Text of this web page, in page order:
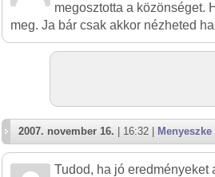
megosztotta a közönséget.
meg. Ja bár csak akkor nézheted
2007. november 16. | 16:32 | Menyeszke
Tudod, ha jó eredményeket